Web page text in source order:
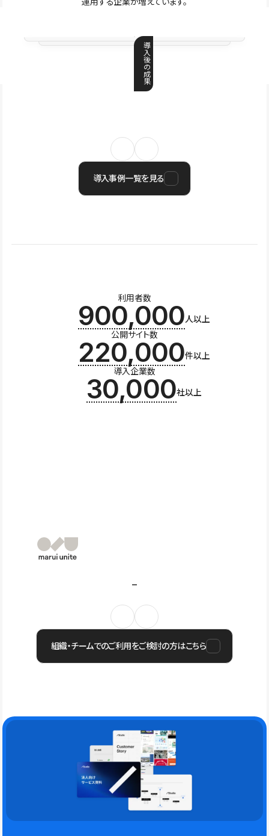
導
入
後
の
成
果
導入事例一覧を見る
利用者数
900,000人以上
公開サイト数
220,000件以上
導入企業数
30,000社以上
組織・チームでのご利用をご検討の方はこちら